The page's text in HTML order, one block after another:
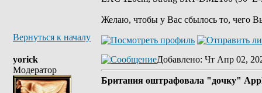
Желаю, чтобы у Вас сбылось то, чего
Вернуться к началу
yorick
Модератор
Добавлено: Чт Апр 02,
Британия оштрафовала "дочку"